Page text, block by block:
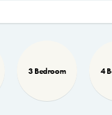
3 Bedroom 4